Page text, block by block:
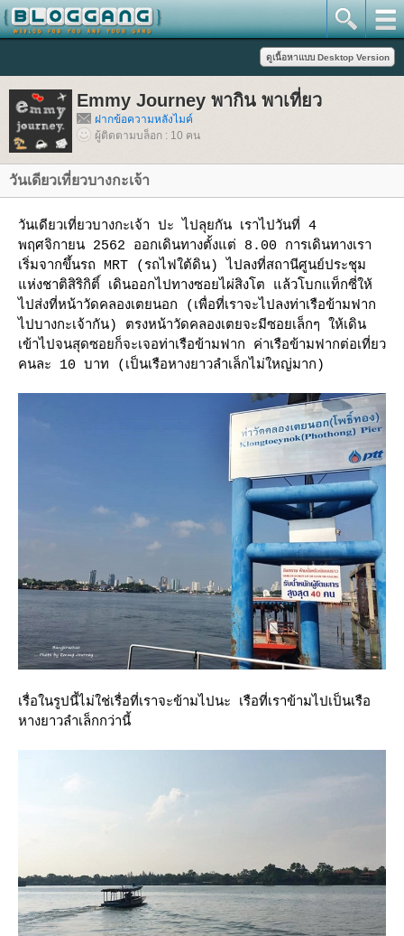
Emmy Journey พากิน พาเที่ยว
ฝากข้อความหลังไมค์
ผู้ติดตามบล็อก : 10 คน
วันเดียวเที่ยวบางกะเจ้า
วันเดียวเที่ยวบางกะเจ้า ปะ ไปลุยกัน เราไปวันที่ 4
พฤศจิกายน 2562 ออกเดินทางตั้งแต่ 8.00 การเดินทางเรา
เริ่มจากขึ้นรถ MRT (รถไฟใต้ดิน) ไปลงที่สถานีศูนย์ประชุม
ห่งชาติสิริกิติ์ เดินออกไปทางซอยไผ่สิงโต แล้วโบกแท็กซี่ให้
ไปส่งที่หน้าวัดคลองเตยนอก (เพื่อที่เราจะไปลงท่าเรือข้ามฟาก
ไปบางกะเจ้ากัน) ตรงหน้าวัดคลองเตยจะมีซอยเล็กๆ ให้เดิน
เข้าไปจนสุดซอยก็จะเจอท่าเรือข้ามฟาก ค่าเรือข้ามฟากต่อเที่ยว
คนละ 10 บาท (เป็นเรือหางยาวลำเล็กไม่ใหญ่มาก)
เรื่อในรูปนี้ไม่ใช่เรื่อที่เราจะข้ามไปนะ เรือที่เราข้ามไปเป็นเรือ
หางยาวลำเล็กกว่านี้